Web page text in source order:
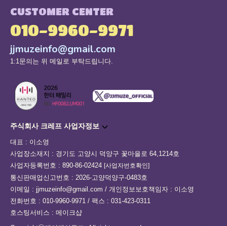
CUSTOMER CENTER
010-9960-9971
jjmuzeinfo@gmail.com
1:1문의는 위 메일로 부탁드립니다.
주식회사 크레프 사업자정보
대표 : 이소영
사업장소재지 : 경기도 고양시 덕양구 꽃마을로 64,1214호
사업자등록번호 : 890-86-02424 [사업자번호확인]
통신판매업신고번호 : 2026-고양덕양구-0483호
이메일 : jjmuzeinfo@gmail.com / 개인정보보호책임자 : 이소영
전화번호 : 010-9960-9971 / 팩스 : 031-423-0311
호스팅서비스 : 메이크샵